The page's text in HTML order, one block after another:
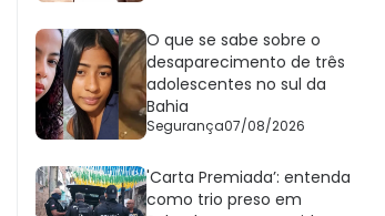
O que se sabe sobre o
desaparecimento de três
adolescentes no sul da
Bahia
Segurança07/08/2026
'Carta Premiada’: entenda
como trio preso em